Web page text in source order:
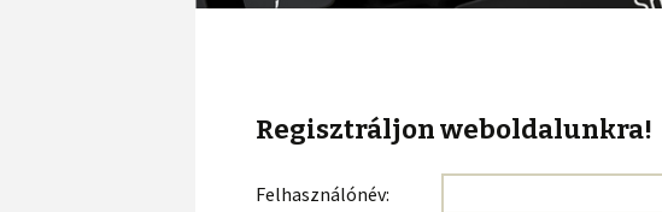
Adózás
Egyéb támogatások
IP
Regisztráljon weboldalunkra!
Felhasználónév: